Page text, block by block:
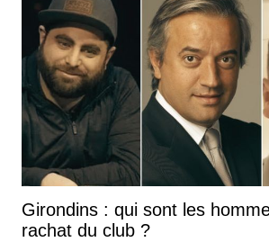
Girondins : qui sont les
rachat du club ?